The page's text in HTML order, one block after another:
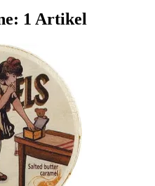
1 Artikel